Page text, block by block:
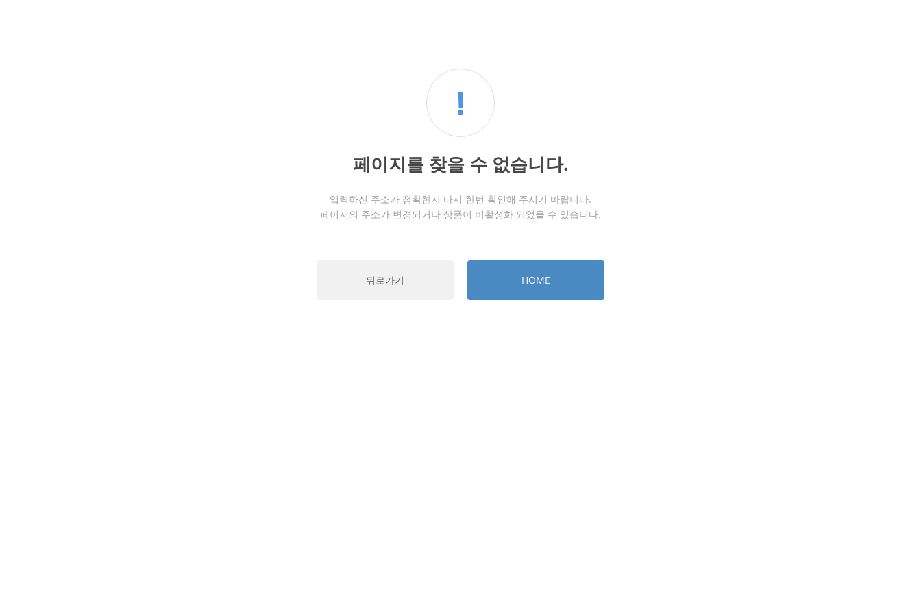
!
페이지를 찾을 수 없습니다.
입력하신 주소가 정확한지 다시 한번 확인해 주시기 바랍니다.
페이지의 주소가 변경되거나 상품이 비활성화 되었을 수 있습니다.
뒤로가기 HOME